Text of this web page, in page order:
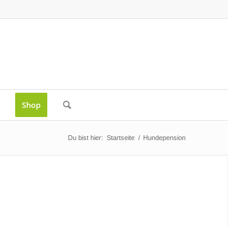
Shop
Du bist hier: Startseite / Hundepension